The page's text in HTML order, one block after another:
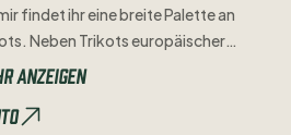
findetihreinebreitePalettean
Neben Trikotseuropäischer
sindauch
beimir
anzeigen